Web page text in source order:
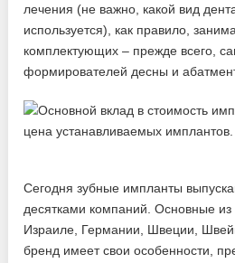
лечения (не важно, какой вид
используется), как правило,
комплектующих – прежде всего,
формирователей десны и
Сегодня зубные импланты
десятками компаний. Основные из
Израиле, Германии, Швеции,
бренд имеет свои особенности,